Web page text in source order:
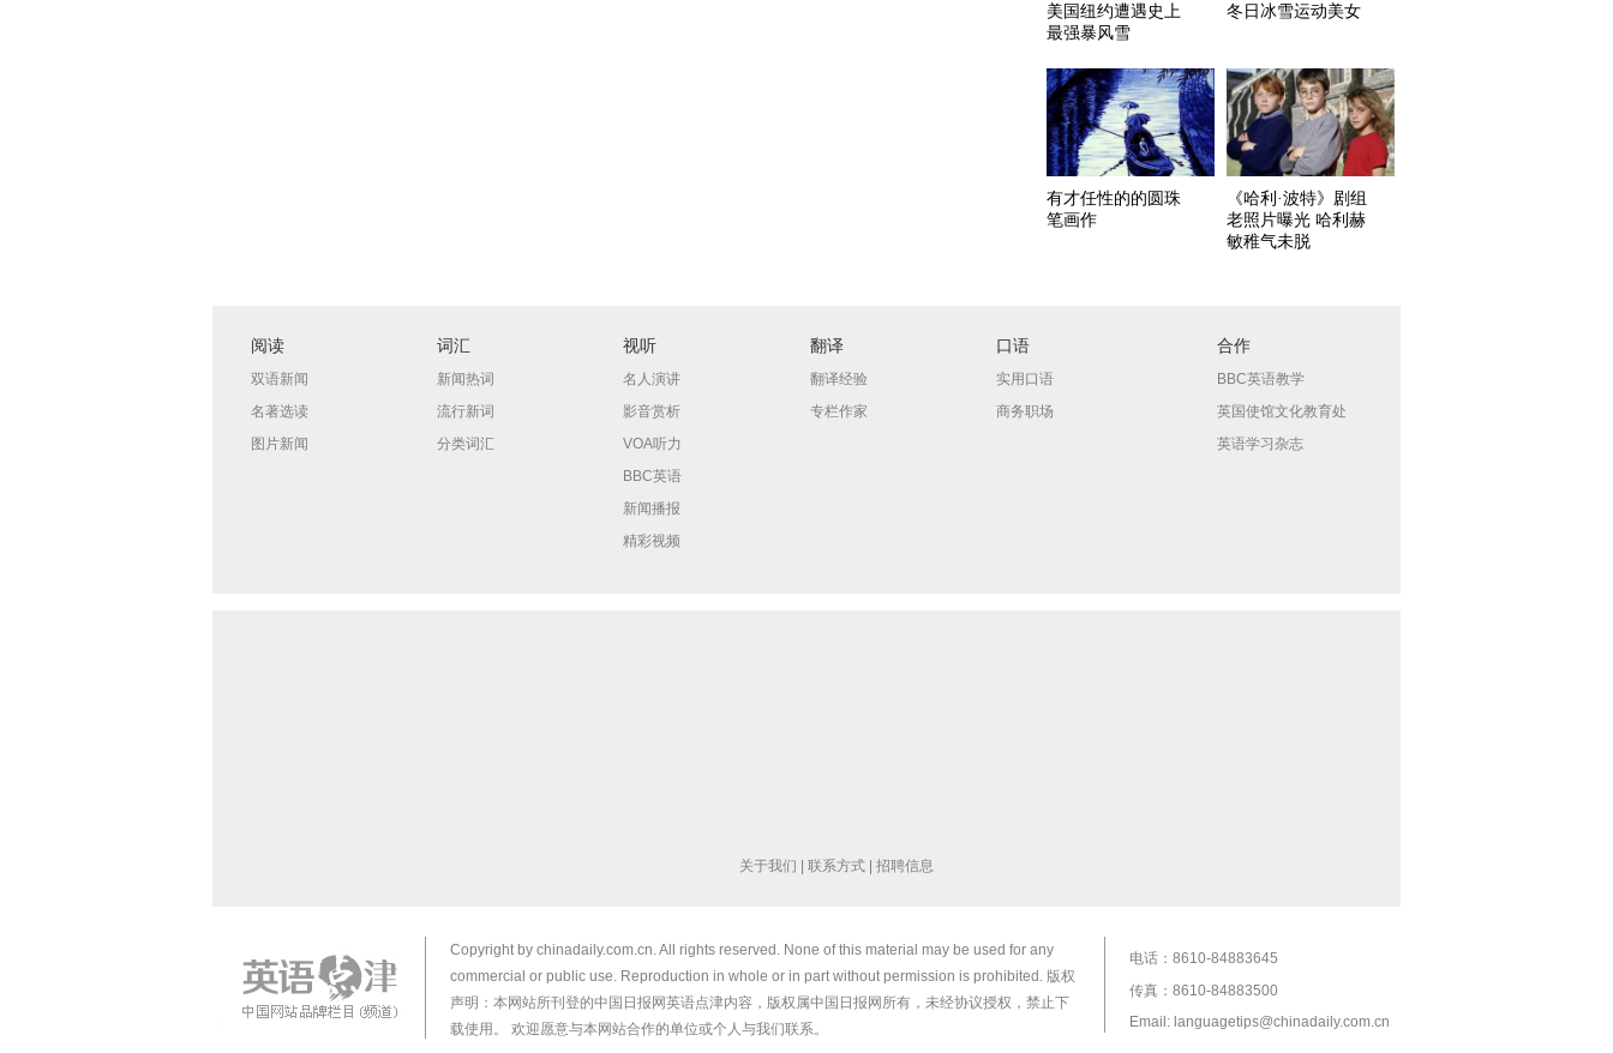
美国纽约遭遇史上
最强暴风雪
冬日冰雪运动美女
有才任性的的圆珠
笔画作
《哈利·波特》剧组
老照片曝光 哈利赫
敏稚气未脱
阅读
双语新闻
名著选读
图片新闻
词汇
新闻热词
流行新词
分类词汇
视听
名人演讲
影音赏析
VOA听力
BBC英语
新闻播报
精彩视频
翻译
翻译经验
专栏作家
口语
实用口语
商务职场
合作
BBC英语教学
英国使馆文化教育处
英语学习杂志
关于我们 | 联系方式 | 招聘信息
Copyright by chinadaily.com.cn. All rights reserved. None of this material may be used for any
commercial or public use. Reproduction in whole or in part without permission is prohibited. 版权
声明：本网站所刊登的中国日报网英语点津内容，版权属中国日报网所有，未经协议授权，禁止下
载使用。 欢迎愿意与本网站合作的单位或个人与我们联系。
电话：8610-84883645
传真：8610-84883500
Email: languagetips@chinadaily.com.cn